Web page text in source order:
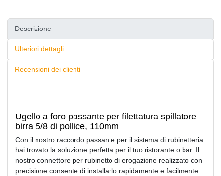
Descrizione
Ulteriori dettagli
Recensioni dei clienti
Ugello a foro passante per filettatura spillatore
birra 5/8 di pollice, 110mm
Con il nostro raccordo passante per il sistema di rubinetteria
hai trovato la soluzione perfetta per il tuo ristorante o bar. Il
nostro connettore per rubinetto di erogazione realizzato con
precisione consente di installarlo rapidamente e facilmente